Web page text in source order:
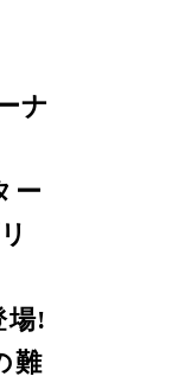
ナ
ー
場!
難